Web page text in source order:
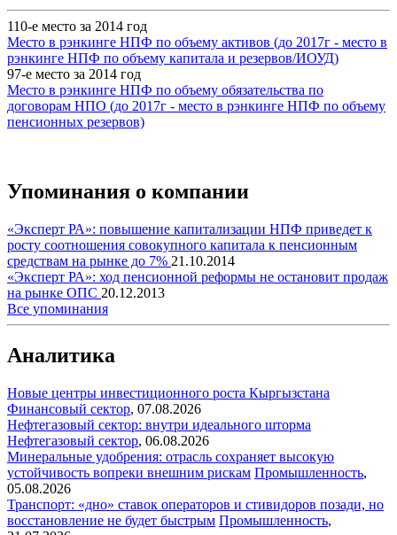
110-е место за 2014 год
Место в рэнкинге НПФ по объему активов (до 2017г - место в
рэнкинге НПФ по объему капитала и резервов/ИОУД)
97-е место за 2014 год
Место в рэнкинге НПФ по объему обязательства по
договорам НПО (до 2017г - место в рэнкинге НПФ по объему
пенсионных резервов)
Упоминания о компании
«Эксперт РА»: повышение капитализации НПФ приведет к
росту соотношения совокупного капитала к пенсионным
средствам на рынке до 7% 21.10.2014
«Эксперт РА»: ход пенсионной реформы не остановит продаж
на рынке ОПС 20.12.2013
Все упоминания
Аналитика
Новые центры инвестиционного роста Кыргызстана
Финансовый сектор, 07.08.2026
Нефтегазовый сектор: внутри идеального шторма
Нефтегазовый сектор, 06.08.2026
Минеральные удобрения: отрасль сохраняет высокую
устойчивость вопреки внешним рискам Промышленность,
05.08.2026
Транспорт: «дно» ставок операторов и стивидоров позади, но
восстановление не будет быстрым Промышленность,